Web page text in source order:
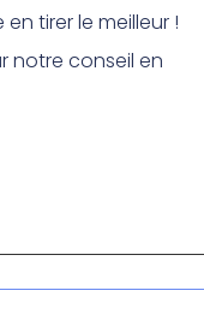
tirer le meilleur !
notre conseil en